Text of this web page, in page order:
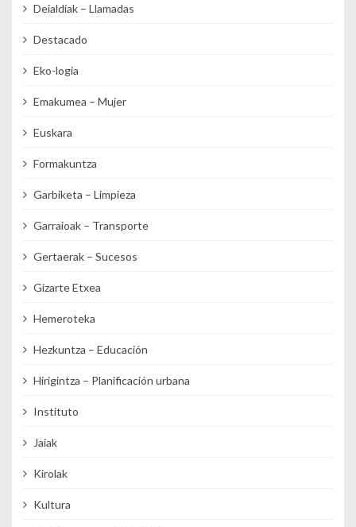
Deialdiak – Llamadas
Destacado
Eko-logia
Emakumea – Mujer
Euskara
Formakuntza
Garbiketa – Limpieza
Garraioak – Transporte
Gertaerak – Sucesos
Gizarte Etxea
Hemeroteka
Hezkuntza – Educación
Hirigintza – Planificación urbana
Instituto
Jaiak
Kirolak
Kultura